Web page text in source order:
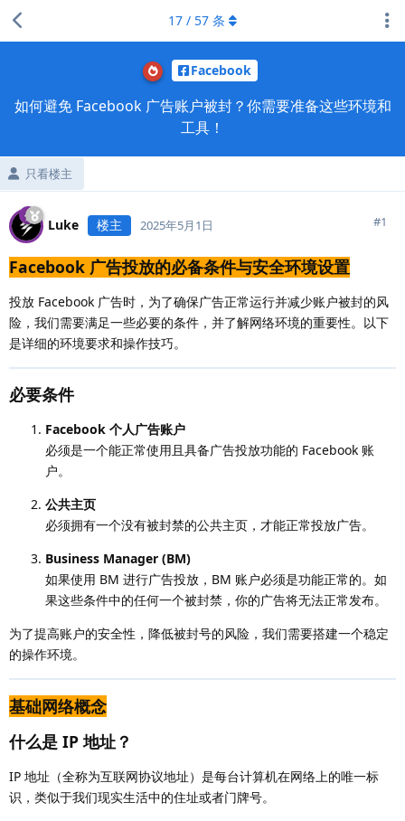
Facebook
如何避免 Facebook 广告账户被封？你需要准备这些环境和
工具！
只看楼主
17 / 57 条
Luke 楼主 2025年5月1日 #1
Facebook 广告投放的必备条件与安全环境设置
投放 Facebook 广告时，为了确保广告正常运行并减少账户被封的风
险，我们需要满足一些必要的条件，并了解网络环境的重要性。以下
是详细的环境要求和操作技巧。
必要条件
Facebook 个人广告账户
必须是一个能正常使用且具备广告投放功能的 Facebook 账
户。
公共主页
必须拥有一个没有被封禁的公共主页，才能正常投放广告。
Business Manager (BM)
如果使用 BM 进行广告投放，BM 账户必须是功能正常的。如
果这些条件中的任何一个被封禁，你的广告将无法正常发布。
为了提高账户的安全性，降低被封号的风险，我们需要搭建一个稳定
的操作环境。
基础网络概念
什么是 IP 地址？
IP 地址（全称为互联网协议地址）是每台计算机在网络上的唯一标
识，类似于我们现实生活中的住址或者门牌号。